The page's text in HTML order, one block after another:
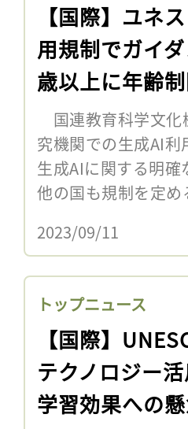
【国際】ユネ
用規制でガイ
歳以上に年齢
国連教育科学文化
究機関での生成AI
生成AIに関する明
他の国も規制を定
2023/09/11
トップニュース
【国際】
テクノロジー
学習効果への